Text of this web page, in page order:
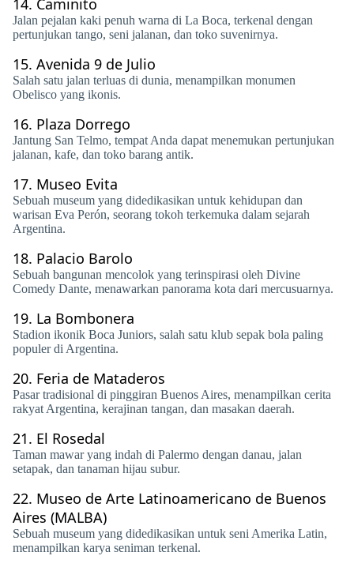
14. Caminito
Jalan pejalan kaki penuh warna di La Boca, terkenal dengan
pertunjukan tango, seni jalanan, dan toko suvenirnya.
15. Avenida 9 de Julio
Salah satu jalan terluas di dunia, menampilkan monumen
Obelisco yang ikonis.
16. Plaza Dorrego
Jantung San Telmo, tempat Anda dapat menemukan pertunjukan
jalanan, kafe, dan toko barang antik.
17. Museo Evita
Sebuah museum yang didedikasikan untuk kehidupan dan
warisan Eva Perón, seorang tokoh terkemuka dalam sejarah
Argentina.
18. Palacio Barolo
Sebuah bangunan mencolok yang terinspirasi oleh Divine
Comedy Dante, menawarkan panorama kota dari mercusuarnya.
19. La Bombonera
Stadion ikonik Boca Juniors, salah satu klub sepak bola paling
populer di Argentina.
20. Feria de Mataderos
Pasar tradisional di pinggiran Buenos Aires, menampilkan cerita
rakyat Argentina, kerajinan tangan, dan masakan daerah.
21. El Rosedal
Taman mawar yang indah di Palermo dengan danau, jalan
setapak, dan tanaman hijau subur.
22. Museo de Arte Latinoamericano de Buenos
Aires (MALBA)
Sebuah museum yang didedikasikan untuk seni Amerika Latin,
menampilkan karya seniman terkenal.